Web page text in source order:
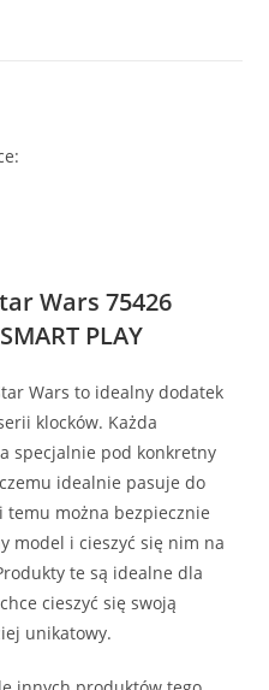
Wars 75426
PLAY
Wars to idealny dodatek
klocków. Każda
specjalnie pod konkretny
idealnie pasuje do
temu można bezpiecznie
model i cieszyć się nim na
te są idealne dla
cieszyć się swoją
unikatowy.